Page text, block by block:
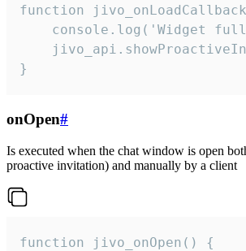
function
console.log('Widget
}
onOpen#
Is executed when the chat window is open
proactive invitation) and manually by a client
function jivo_onOpen() {